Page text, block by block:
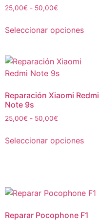
25,00€ - 50,00€
Seleccionar opciones
Reparación Xiaomi Redmi
Note 9s
25,00€ - 50,00€
Seleccionar opciones
Reparar Pocophone F1